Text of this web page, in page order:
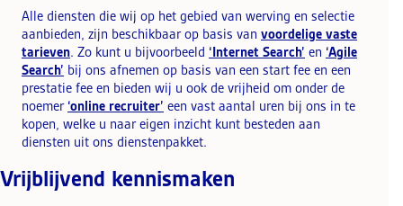
Alle diensten die wij op het gebied van werving en selectie
aanbieden, zijn beschikbaar op basis van voordelige vaste
tarieven. Zo kunt u bijvoorbeeld ‘Internet Search’ en ‘Agile
Search’ bij ons afnemen op basis van een start fee en een
prestatie fee en bieden wij u ook de vrijheid om onder de
noemer ‘online recruiter’ een vast aantal uren bij ons in te
kopen, welke u naar eigen inzicht kunt besteden aan
diensten uit ons dienstenpakket.
Vrijblijvend kennismaken